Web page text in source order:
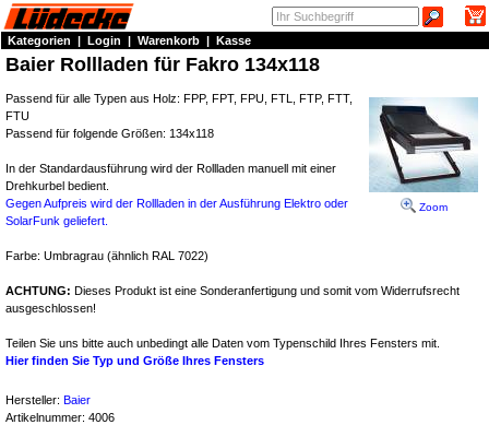
Kategorien | Login | Warenkorb | Kasse
Baier Rollladen für Fakro 134x118
Zoom
Passend für alle Typen aus Holz: FPP, FPT, FPU, FTL, FTP, FTT,
FTU
Passend für folgende Größen: 134x118
In der Standardausführung wird der Rollladen manuell mit einer
Drehkurbel bedient.
Gegen Aufpreis wird der Rollladen in der Ausführung Elektro oder
SolarFunk geliefert.
Farbe: Umbragrau (ähnlich RAL 7022)
ACHTUNG: Dieses Produkt ist eine Sonderanfertigung und somit vom Widerrufsrecht
ausgeschlossen!
Teilen Sie uns bitte auch unbedingt alle Daten vom Typenschild Ihres Fensters mit.
Hier finden Sie Typ und Größe Ihres Fensters
Hersteller: Baier
Artikelnummer: 4006